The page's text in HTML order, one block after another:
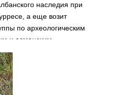
наследия при
а еще возит
по археологическим
и османским